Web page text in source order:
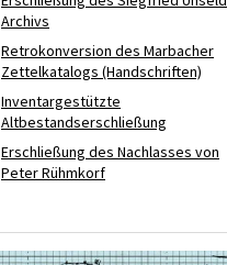
Archivs
Retrokonversion des Marbacher
Zettelkatalogs (Handschriften)
Inventargestützte
Altbestandserschließung
Erschließung des Nachlasses von
Peter Rühmkorf